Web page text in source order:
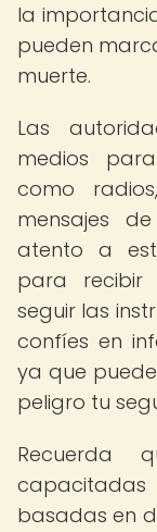
la
pueden
muerte.
Las
medios
como
mensajes
atento a
para recibir
seguir las
confíes en
ya que
peligro tu
Recuerda
basadas en